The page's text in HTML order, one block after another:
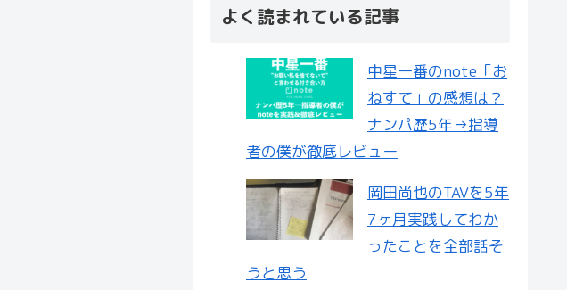
よく読まれている記事
中星一番のnote「お
ねすて」の感想は？
ナンパ歴5年→指導
者の僕が徹底レビュー
岡田尚也のTAVを5年
7ヶ月実践してわか
ったことを全部話そ
うと思う